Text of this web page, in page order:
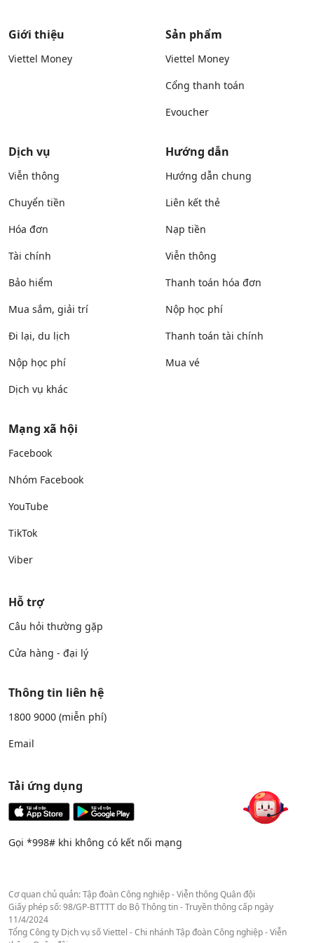
Giới thiệu
Viettel Money
Sản phẩm
Viettel Money
Cổng thanh toán
Evoucher
Dịch vụ
Viễn thông
Chuyển tiền
Hóa đơn
Tài chính
Bảo hiểm
Mua sắm, giải trí
Đi lại, du lịch
Nộp học phí
Dịch vụ khác
Hướng dẫn
Hướng dẫn chung
Liên kết thẻ
Nạp tiền
Viễn thông
Thanh toán hóa đơn
Nộp học phí
Thanh toán tài chính
Mua vé
Mạng xã hội
Facebook
Nhóm Facebook
YouTube
TikTok
Viber
Hỗ trợ
Câu hỏi thường gặp
Cửa hàng - đại lý
Thông tin liên hệ
1800 9000 (miễn phí)
Email
Tải ứng dụng
Gọi *998# khi không có kết nối mạng
Cơ quan chủ quản: Tập đoàn Công nghiệp - Viễn thông Quân đội
Giấy phép số: 98/GP-BTTTT do Bộ Thông tin - Truyền thông cấp ngày
11/4/2024
Tổng Công ty Dịch vụ số Viettel - Chi nhánh Tập đoàn Công nghiệp - Viễn